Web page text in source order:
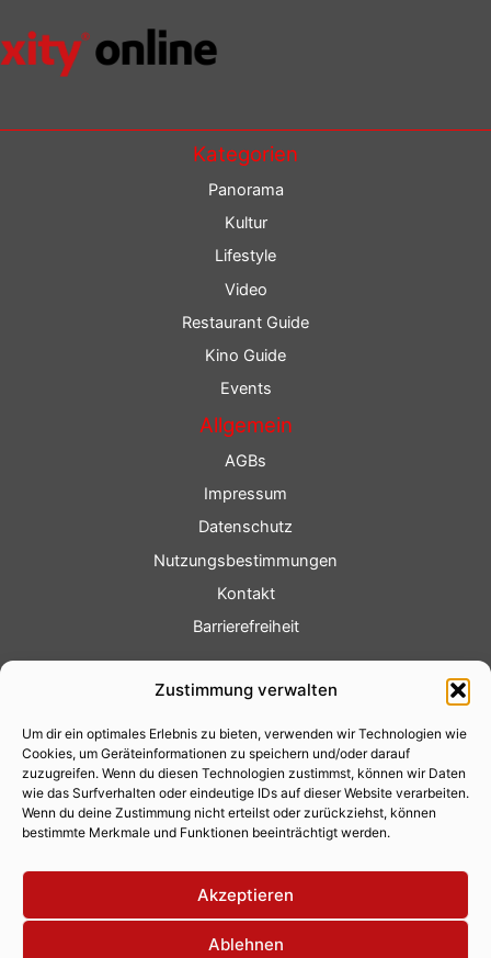
Zustimmung verwalten
Um dir ein optimales Erlebnis zu bieten, verwenden wir Technologien wie
Cookies, um Geräteinformationen zu speichern und/oder darauf
zuzugreifen. Wenn du diesen Technologien zustimmst, können wir Daten
wie das Surfverhalten oder eindeutige IDs auf dieser Website verarbeiten.
Wenn du deine Zustimmung nicht erteilst oder zurückziehst, können
bestimmte Merkmale und Funktionen beeinträchtigt werden.
Akzeptieren
Ablehnen
Kategorien
Panorama
Kultur
Lifestyle
Video
Restaurant Guide
Kino Guide
Events
Allgemein
AGBs
Impressum
Datenschutz
Nutzungsbestimmungen
Kontakt
Barrierefreiheit
Fotoservice
Videoservice
Werbung
Contenterstellung
Lokalnachrichten
Lokalfernsehen
Eventkalender